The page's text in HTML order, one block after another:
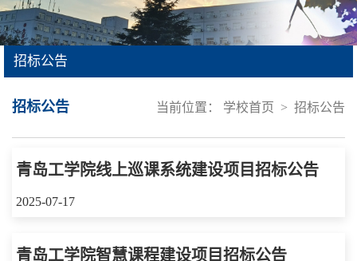
招标公告
当前位置： 学校首页 > 招标公告
招标公告
青岛工学院线上巡课系统建设项目招标公告
2025-07-17
青岛工学院智慧课程建设项目招标公告